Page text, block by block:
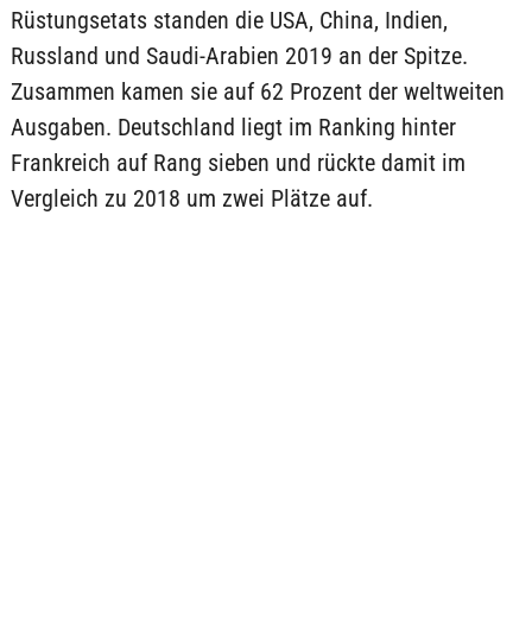
Rüstungsetats standen die USA, China, Indien,
Russland und Saudi-Arabien 2019 an der Spitze.
Zusammen kamen sie auf 62 Prozent der weltweiten
Ausgaben. Deutschland liegt im Ranking hinter
Frankreich auf Rang sieben und rückte damit im
Vergleich zu 2018 um zwei Plätze auf.